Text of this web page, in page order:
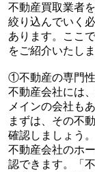
不動産買取業者
絞り込んでいく
あります。ここ
をご紹介いたしま
①不動産の専門性
不動産会社には
メインの会社も
まずは、その不
確認しましょう。
不動産会社のホ
認できます。「